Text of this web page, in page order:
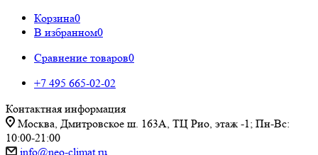
Корзина0
В избранном0
Сравнение товаров0
+7 495 665-02-02
Контактная информация
Москва, Дмитровское ш. 163А, ТЦ Рио, этаж -1; Пн-Вс:
10:00-21:00
info@neo-climat.ru